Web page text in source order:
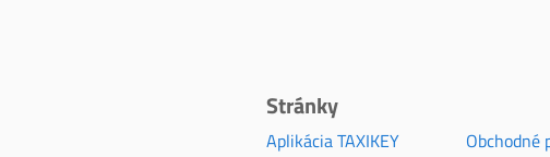
Stránky
Aplikácia TAXIKEY
Obchodné